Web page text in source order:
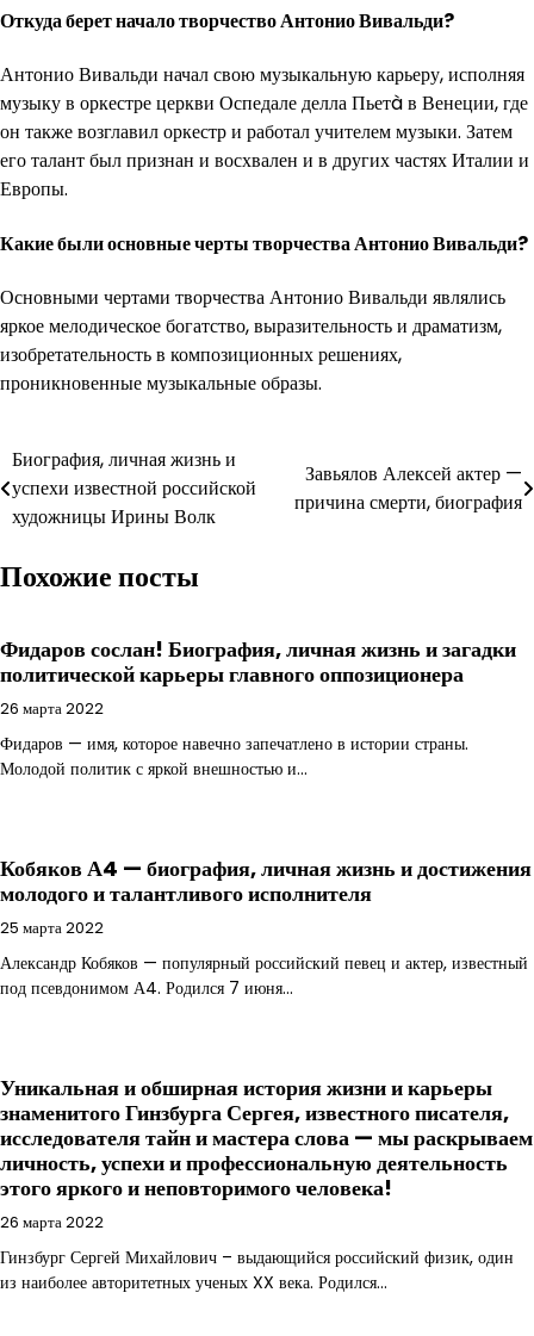
Откуда берет начало творчество Антонио Вивальди?
Антонио Вивальди начал свою музыкальную карьеру, исполняя
музыку в оркестре церкви Оспедале делла Пьетà в Венеции, где
он также возглавил оркестр и работал учителем музыки. Затем
его талант был признан и восхвален и в других частях Италии и
Европы.
Какие были основные черты творчества Антонио Вивальди?
Основными чертами творчества Антонио Вивальди являлись
яркое мелодическое богатство, выразительность и драматизм,
изобретательность в композиционных решениях,
проникновенные музыкальные образы.
Навигация
по
Биография, личная жизнь и
успехи известной российской
художницы Ирины Волк
Завьялов Алексей актер —
причина смерти, биография
Похожие посты
Фидаров сослан! Биография, личная жизнь и загадки
политической карьеры главного оппозиционера
26 марта 2022
Фидаров — имя, которое навечно запечатлено в истории страны.
Молодой политик с яркой внешностью и…
Кобяков А4 — биография, личная жизнь и достижения
молодого и талантливого исполнителя
25 марта 2022
Александр Кобяков — популярный российский певец и актер, известный
под псевдонимом А4. Родился 7 июня…
Уникальная и обширная история жизни и карьеры
знаменитого Гинзбурга Сергея, известного писателя,
исследователя тайн и мастера слова — мы раскрываем
личность, успехи и профессиональную деятельность
этого яркого и неповторимого человека!
26 марта 2022
Гинзбург Сергей Михайлович – выдающийся российский физик, один
из наиболее авторитетных ученых XX века. Родился…